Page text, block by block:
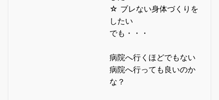
☆ ブレない身体づくりを
したい
でも・・・
病院へ行くほどでもない
病院へ行っても良いのか
な？